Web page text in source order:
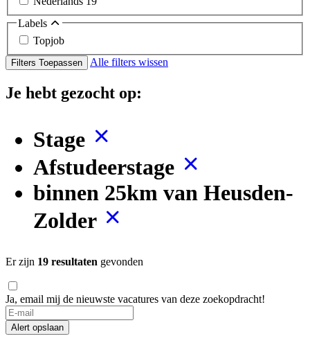
Labels
Topjob
Filters Toepassen Alle filters wissen
Je hebt gezocht op:
Stage
Afstudeerstage
binnen 25km van Heusden-
Zolder
Er zijn 19 resultaten gevonden
Ja, email mij de nieuwste vacatures van deze zoekopdracht!
Alert opslaan